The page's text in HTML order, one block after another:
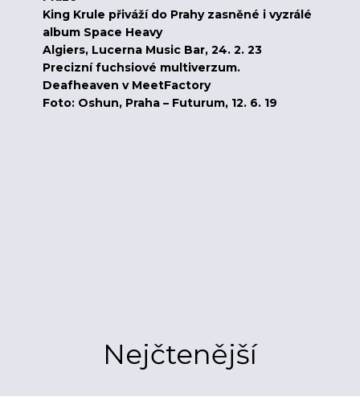
King Krule přiváží do Prahy zasněné i vyzrálé
album Space Heavy
Algiers, Lucerna Music Bar, 24. 2. 23
Precizní fuchsiové multiverzum.
Deafheaven v MeetFactory
Foto: Oshun, Praha – Futurum, 12. 6. 19
Nejčtenější